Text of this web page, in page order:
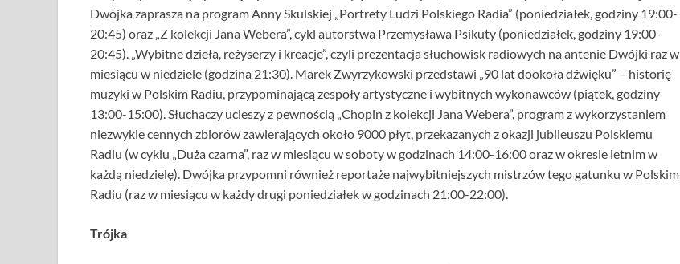
Dwójka zaprasza na program Anny Skulskiej „Portrety Ludzi Polskiego Radia” (poniedziałek, godziny 19:00-
20:45) oraz „Z kolekcji Jana Webera”, cykl autorstwa Przemysława Psikuty (poniedziałek, godziny 19:00-
20:45). „Wybitne dzieła, reżyserzy i kreacje”, czyli prezentacja słuchowisk radiowych na antenie Dwójki raz w
miesiącu w niedziele (godzina 21:30). Marek Zwyrzykowski przedstawi „90 lat dookoła dźwięku” – historię
muzyki w Polskim Radiu, przypominającą zespoły artystyczne i wybitnych wykonawców (piątek, godziny
13:00-15:00). Słuchaczy ucieszy z pewnością „Chopin z kolekcji Jana Webera”, program z wykorzystaniem
niezwykle cennych zbiorów zawierających około 9000 płyt, przekazanych z okazji jubileuszu Polskiemu
Radiu (w cyklu „Duża czarna”, raz w miesiącu w soboty w godzinach 14:00-16:00 oraz w okresie letnim w
każdą niedzielę). Dwójka przypomni również reportaże najwybitniejszych mistrzów tego gatunku w Polskim
Radiu (raz w miesiącu w każdy drugi poniedziałek w godzinach 21:00-22:00).
Trójka